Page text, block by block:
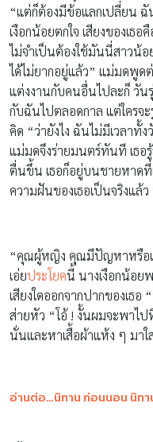
“แต่ก็ต้องมีข้อแลกเปลี่ยน ฉั
เงือกน้อยตกใจ เสียงของเธ
ไม่จำเป็นต้องใช้มันนี่สาวน้อ
ได้ไม่ยากอยู่แล้ว” แม่มดพูด
แต่งงานกับคนอื่นไปละก็ วันรุ่
กับฉันไปตลอดกาล แต่ใครจะ
คิด “ว่ายังไง ฉันไม่มีเวลาทั้
แม่มดจึงร่ายมนตร์ทันที เธอ
ตื่นขึ้น เธอก็อยู่บนชายหาดที่
ความฝันของเธอเป็นจริงแล้
“คุณผู้หญิง คุณมีปัญหาหรือเ
เอ่ยประโยคนี้ นางเงือกน้อย
เสียงใดออกจากปากของเธอ
ส่ายหัว “โอ้ ! งั้นผมจะพาไ
นั่นและหาเสื้อผ้าแห้ง ๆ มาใ
อ่านต่อ…นิทาน ก่อนนอน นิท